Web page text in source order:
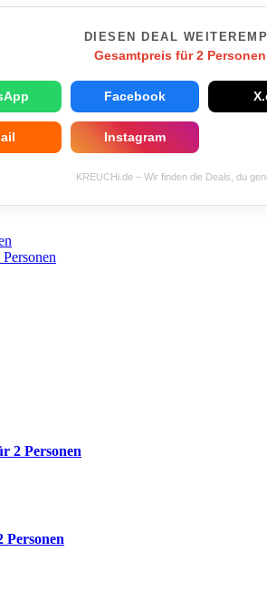
DIESEN DEAL
Gesamtpreis für 2
Facebook
Instagram
KREUCHi.de – Wir finden die Deals, du
2 Personen
Personen